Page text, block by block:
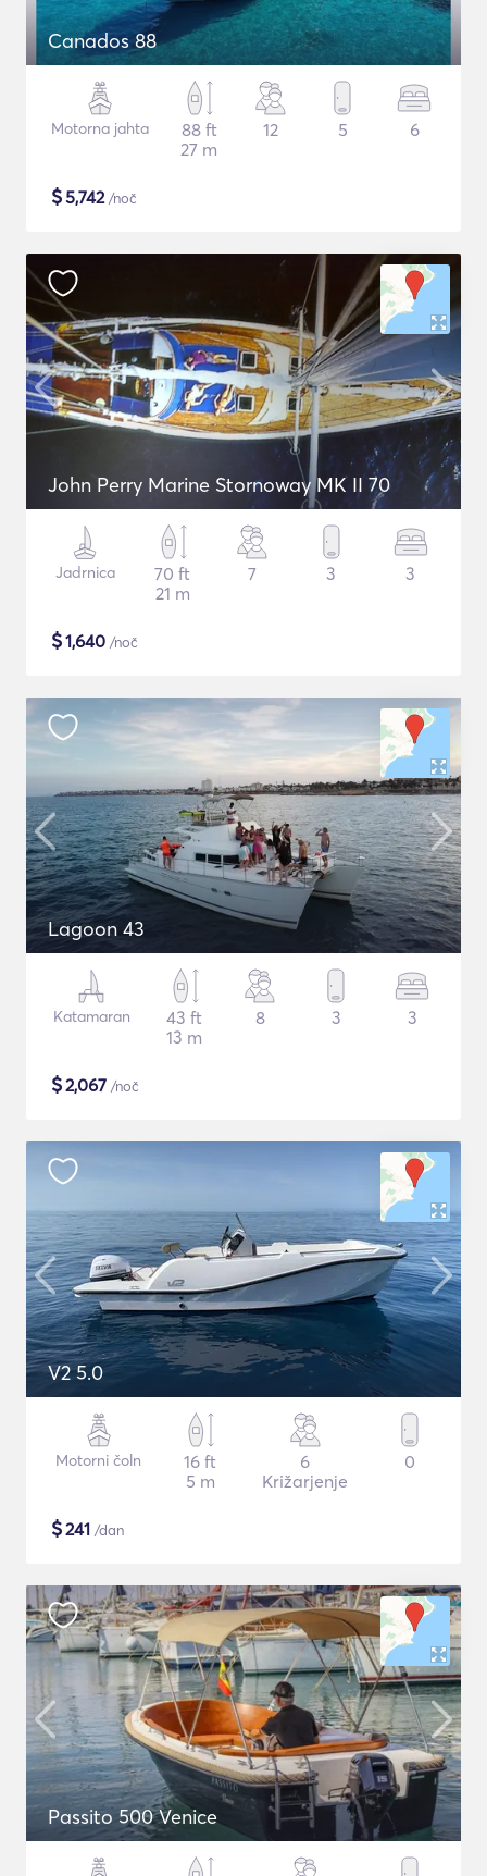
Canados 88
Motorna jahta
88 ft
27 m
12 5 6
$5,742/noč
John Perry Marine Stornoway MK II 70
Jadrnica
70 ft
21 m
7 3 3
$1,640 /noč
Lagoon 43
Katamaran
43 ft
13 m
8 3 3
$2,067 /noč
V2 5.0
Motorni čoln
16 ft
5 m
6
Križarjenje
0
$241 /dan
Passito 500 Venice